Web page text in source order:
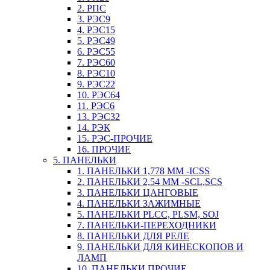
2. РПС
3. РЭС9
4. РЭС15
5. РЭС49
6. РЭС55
7. РЭС60
8. РЭС10
9. РЭС22
10. РЭС64
11. РЭС6
13. РЭС32
14. РЭК
15. РЭС-ПРОЧИЕ
16. ПРОЧИЕ
5. ПАНЕЛЬКИ
1. ПАНЕЛЬКИ 1,778 ММ -ICSS
2. ПАНЕЛЬКИ 2,54 ММ -SCL,SCS
3. ПАНЕЛЬКИ ЦАНГОВЫЕ
4. ПАНЕЛЬКИ ЗАЖИМНЫЕ
5. ПАНЕЛЬКИ PLCC, PLSM, SOJ
7. ПАНЕЛЬКИ-ПЕРЕХОДНИКИ
8. ПАНЕЛЬКИ ДЛЯ РЕЛЕ
9. ПАНЕЛЬКИ ДЛЯ КИНЕСКОПОВ И
ЛАМП